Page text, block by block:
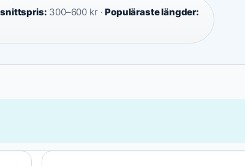
300–600 kr ·Populäraste längder: